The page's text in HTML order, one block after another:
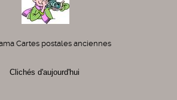
Cartes postales anciennes
Clichés d'aujourd'hui